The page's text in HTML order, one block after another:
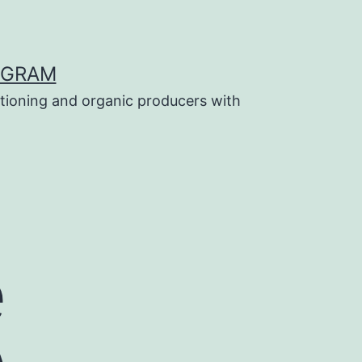
and organic producers with